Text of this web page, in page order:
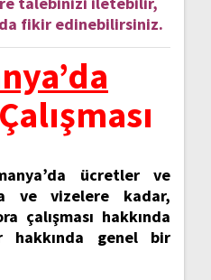
fikir edinebilirsiniz.
ücretler ve
ve vizelere kadar,
çalışması hakkında
hakkında genel bir